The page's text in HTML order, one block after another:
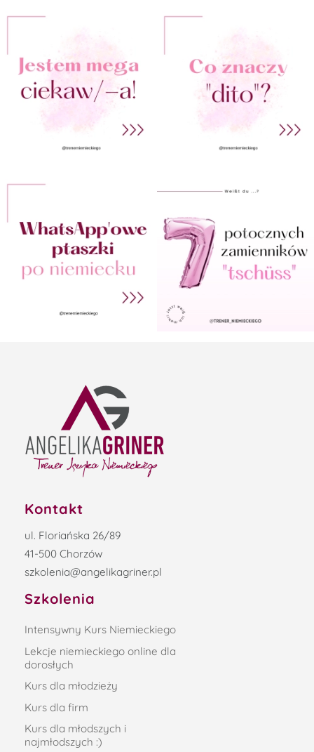
Kontakt
ul. Floriańska 26/89
41-500 Chorzów
szkolenia@angelikagriner.pl
Szkolenia
Intensywny Kurs Niemieckiego
Lekcje niemieckiego online dla
dorosłych
Kurs dla młodzieży
Kurs dla firm
Kurs dla młodszych i
najmłodszych :)